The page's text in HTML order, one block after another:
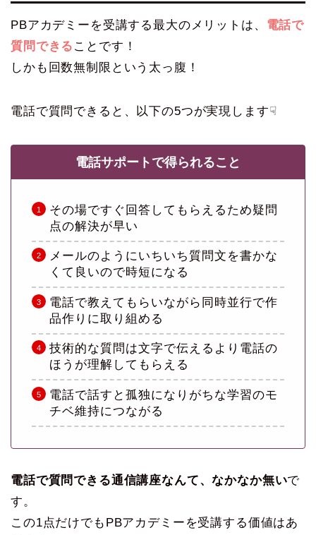
PBアカデミーを受講する最大のメリットは、 電話で
質問できる ことです！
しかも回数無制限という太っ腹！
電話で質問できると、以下の5つが実現します☟
電話サポートで得られること
その場ですぐ回答してもらえるため疑問
点の解決が早い
メールのようにいちいち質問文を書かな
くて良いので時短になる
電話で教えてもらいながら同時並行で作
品作りに取り組める
技術的な質問は文字で伝えるより電話の
ほうが理解してもらえる
電話で話すと孤独になりがちな学習のモ
チベ維持につながる
電話で質問できる通信講座なんて、なかなか無いで
す。
この1点だけでもPBアカデミーを受講する価値はあ